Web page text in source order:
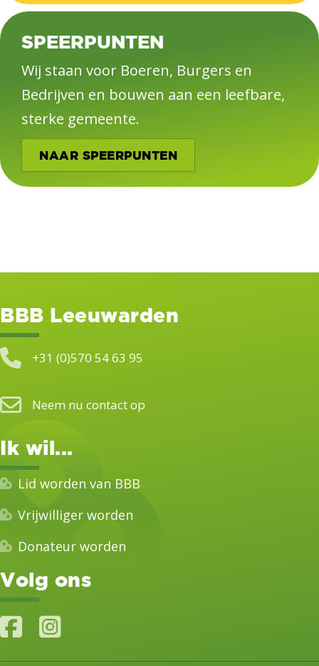
SPEERPUNTEN
Wij staan voor Boeren, Burgers en
Bedrijven en bouwen aan een leefbare,
sterke gemeente.
NAAR SPEERPUNTEN
BBB Leeuwarden
+31 (0)570 54 63 95
Neem nu contact op
Ik wil...
Lid worden van BBB
Vrijwilliger worden
Donateur worden
Volg ons